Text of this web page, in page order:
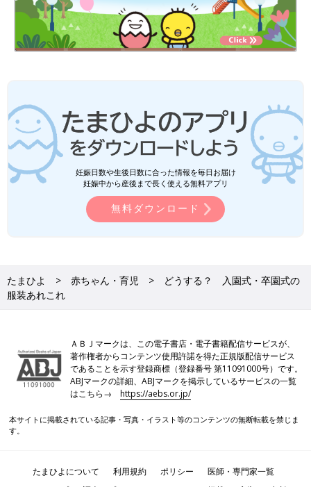
妊娠日数や生後日数に合った情報を毎日お届け
妊娠中から産後まで長く使える無料アプリ
無料ダウンロード
たまひよ 赤ちゃん・育児
どうする？ 入園式・卒園式の
服装あれこれ
ＡＢＪマークは、この電子書店・電子書籍配信サービスが、
著作権者からコンテンツ使用許諾を得た正規版配信サービス
であることを示す登録商標（登録番号 第11091000号）です。
ABJマークの詳細、ABJマークを掲示しているサービスの一覧
はこちら→https://aebs.or.jp/
本サイトに掲載されている記事・写真・イラスト等のコンテンツの無断転載を禁じま
す。
たまひよについて 利用規約 ポリシー
医師・専門家一覧